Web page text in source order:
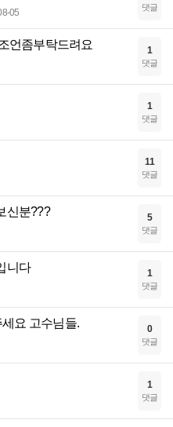
05 댓글
언좀부탁드려요 1
댓글
1
댓글
11
댓글
신분??? 5
댓글
니다 1
댓글
요 고수님들. 0
댓글
1
댓글